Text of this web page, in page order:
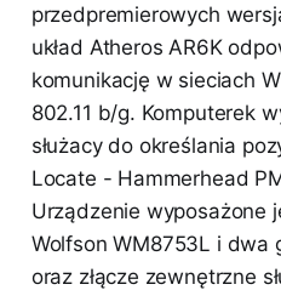
przedpremierowych
układ Atheros AR6K
komunikację w sieciach
802.11 b/g. Komputerek
służacy do określania
Locate - Hammerhead
Urządzenie wyposażone
Wolfson WM8753L i dwa
oraz złącze zewnętrzne